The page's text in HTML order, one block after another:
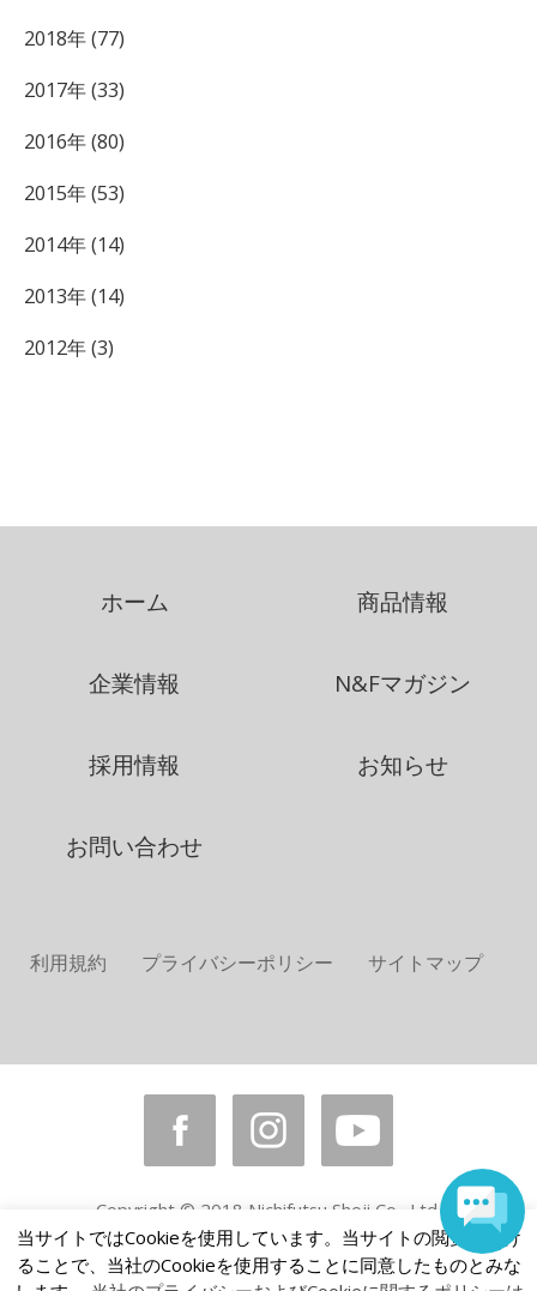
2018年 (77)
2017年 (33)
2016年 (80)
2015年 (53)
2014年 (14)
2013年 (14)
2012年 (3)
ホーム 商品情報
企業情報 N&Fマガジン
採用情報 お知らせ
お問い合わせ
利用規約 プライバシーポリシー サイトマップ
Copyright © 2018 Nichifutsu Shoji Co., Ltd.
All rights reserved.
当サイトではCookieを使用しています。当サイトの閲覧を続け
ることで、当社のCookieを使用することに同意したものとみな